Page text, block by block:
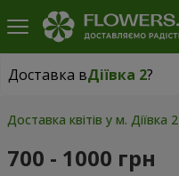
Доставка вДіївка 2?
Доставка вДіївка 2|
Доставка квітів у м. Діївка 2
700 - 1000 грн